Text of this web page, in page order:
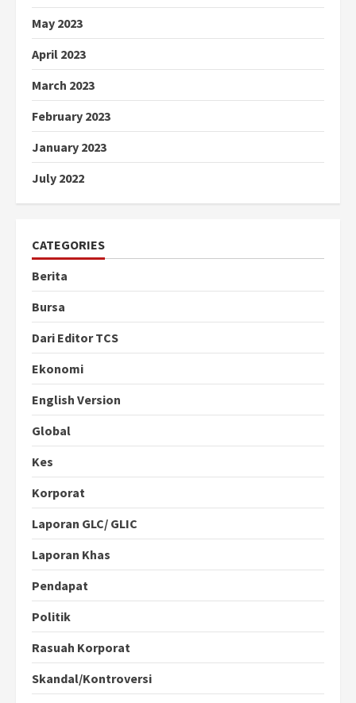
May 2023
April 2023
March 2023
February 2023
January 2023
July 2022
CATEGORIES
Berita
Bursa
Dari Editor TCS
Ekonomi
English Version
Global
Kes
Korporat
Laporan GLC/ GLIC
Laporan Khas
Pendapat
Politik
Rasuah Korporat
Skandal/Kontroversi